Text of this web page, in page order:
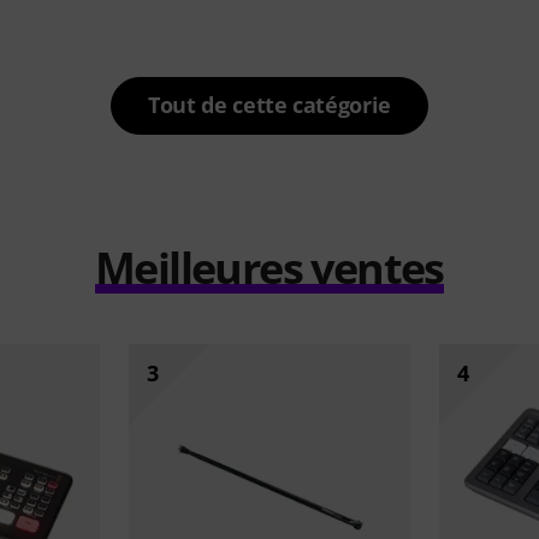
Tout de cette catégorie
Meilleures ventes
3 4